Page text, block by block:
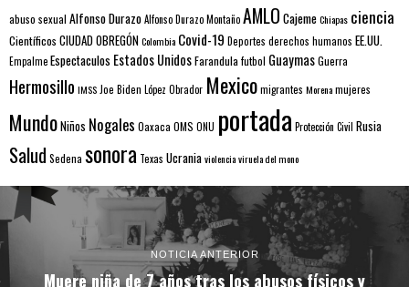
abuso sexual Alfonso DurazoAlfonso Durazo MontañoAMLO CajemeChiapas ciencia
Científicos CIUDAD OBREGÓNColombia Covid-19 Deportes derechos humanos EE.UU.
EmpalmeEspectaculos Estados UnidosFarandulafutbol GuaymasGuerra
Hermosillo IMSS Joe Biden López Obrador Mexicomigrantes Morenamujeres
MundoNiños Nogales Oaxaca OMS ONU portada Protección Civil Rusia
Salud Sedena sonora Texas Ucraniaviolenciaviruela del mono
NOTICIA ANTERIOR
Muere niña de 7 años tras los abusos físicos y